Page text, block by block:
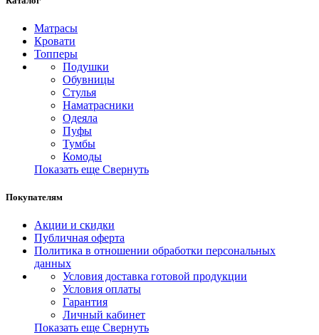
Матрасы
Кровати
Топперы
Подушки
Обувницы
Стулья
Наматрасники
Одеяла
Пуфы
Тумбы
Комоды
Показать еще Свернуть
Покупателям
Акции и скидки
Публичная оферта
Политика в отношении обработки персональных
данных
Условия доставка готовой продукции
Условия оплаты
Гарантия
Личный кабинет
Показать еще Свернуть